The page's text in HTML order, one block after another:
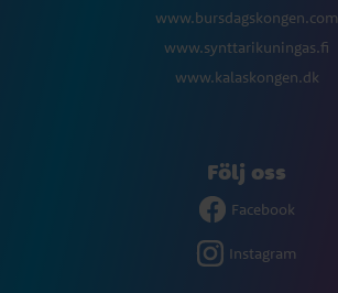
www.bursdagskongen.com
www.synttarikuningas.fi
www.kalaskongen.dk
Följ oss
Facebook
Instagram